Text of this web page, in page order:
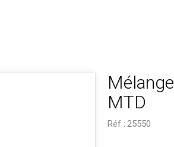
MTD
Réf : 25550